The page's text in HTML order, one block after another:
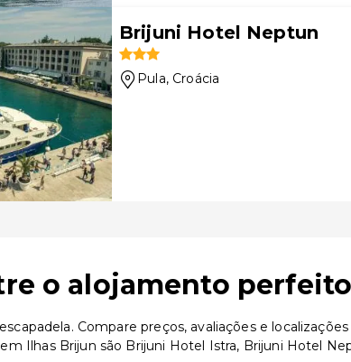
Brijuni Hotel Neptun
Pula, Croácia
o alojamento perfeito
Compare preços, avaliações e
Ilhas Brijun são Brijuni Hotel Istra, Brijuni Hotel